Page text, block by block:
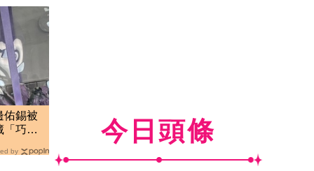
佑錫被
巧思
by
今日頭條